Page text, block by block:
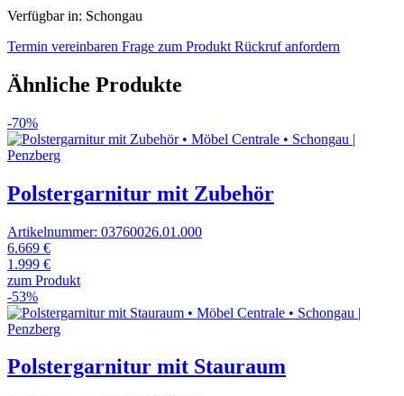
Verfügbar in: Schongau
Termin vereinbaren Frage zum Produkt Rückruf anfordern
Ähnliche Produkte
-70%
Polstergarnitur mit Zubehör
Artikelnummer: 03760026.01.000
6.669 €
1.999 €
zum Produkt
-53%
Polstergarnitur mit Stauraum